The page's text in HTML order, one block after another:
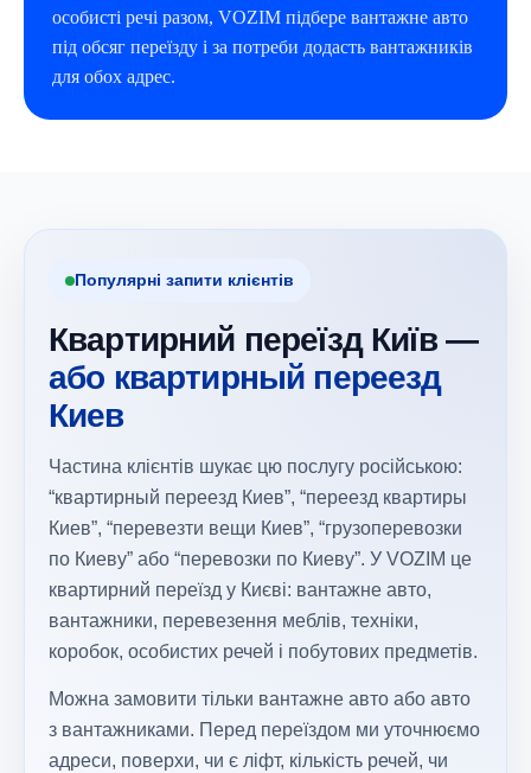
особисті речі разом, VOZIM підбере вантажне авто
під обсяг переїзду і за потреби додасть вантажників
для обох адрес.
Популярні запити клієнтів
Квартирний переїзд Київ —
або квартирный переезд
Киев
Частина клієнтів шукає цю послугу російською:
“квартирный переезд Киев”, “переезд квартиры
Киев”, “перевезти вещи Киев”, “грузоперевозки
по Киеву” або “перевозки по Киеву”. У VOZIM це
квартирний переїзд у Києві: вантажне авто,
вантажники, перевезення меблів, техніки,
коробок, особистих речей і побутових предметів.
Можна замовити тільки вантажне авто або авто
з вантажниками. Перед переїздом ми уточнюємо
адреси, поверхи, чи є ліфт, кількість речей, чи